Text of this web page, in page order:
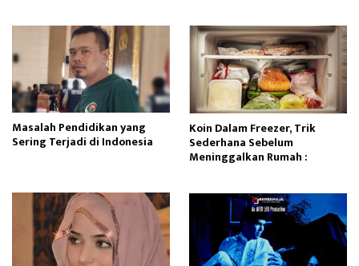
Masalah Pendidikan yang
Sering Terjadi di Indonesia
Koin Dalam Freezer, Trik
Sederhana Sebelum
Meninggalkan Rumah :